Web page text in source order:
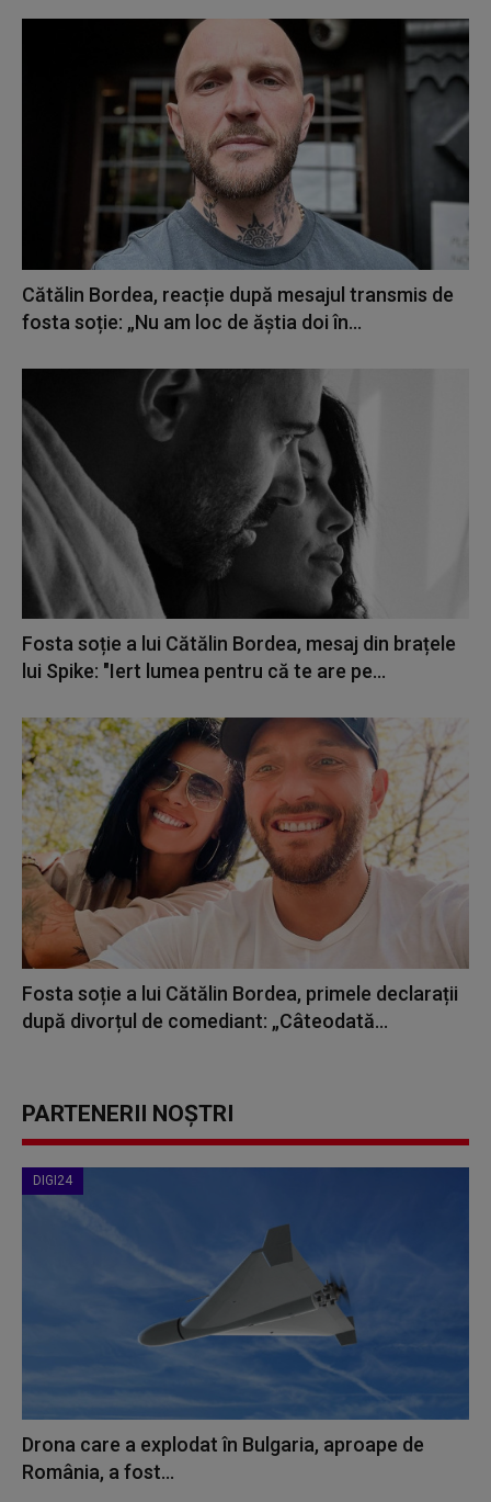
Cătălin Bordea, reacție după mesajul transmis de
fosta soție: „Nu am loc de ăștia doi în...
Fosta soție a lui Cătălin Bordea, mesaj din brațele
lui Spike: "Iert lumea pentru că te are pe...
Fosta soție a lui Cătălin Bordea, primele declarații
după divorțul de comediant: „Câteodată...
PARTENERII NOȘTRI
DIGI24
Drona care a explodat în Bulgaria, aproape de
România, a fost...